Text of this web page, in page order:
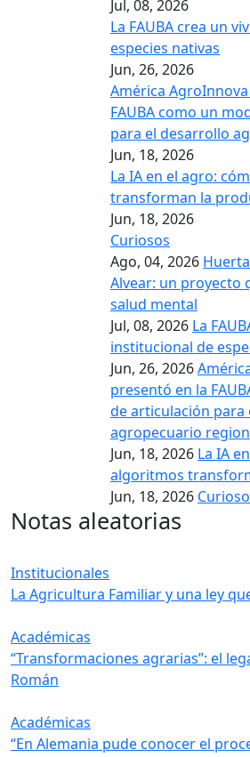
Jul, 08, 2026
La FAUBA crea un
especies nativas
Jun, 26, 2026
América
FAUBA como un
para el desarrollo
Jun, 18, 2026
La IA en el agro:
transforman la
Jun, 18, 2026
Curiosos
Ago, 04, 2026
Alvear: un proyecto
salud mental
Jul, 08, 2026 La
institucional de
Jun, 26, 2026
presentó en la
de articulación para
agropecuario
Jun, 18, 2026 La IA
algoritmos
Jun, 18, 2026
Notas aleatorias
Institucionales
La Agricultura Familiar y una ley
Académicas
“Transformaciones agrarias”: el
Román
Académicas
“En Alemania pude conocer el